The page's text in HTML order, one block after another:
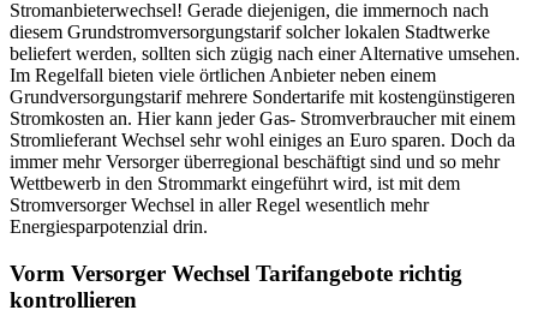
Stromanbieterwechsel! Gerade diejenigen, die immernoch nach
diesem Grundstromversorgungstarif solcher lokalen Stadtwerke
beliefert werden, sollten sich zügig nach einer Alternative umsehen.
Im Regelfall bieten viele örtlichen Anbieter neben einem
Grundversorgungstarif mehrere Sondertarife mit kostengünstigeren
Stromkosten an. Hier kann jeder Gas- Stromverbraucher mit einem
Stromlieferant Wechsel sehr wohl einiges an Euro sparen. Doch da
immer mehr Versorger überregional beschäftigt sind und so mehr
Wettbewerb in den Strommarkt eingeführt wird, ist mit dem
Stromversorger Wechsel in aller Regel wesentlich mehr
Energiesparpotenzial drin.
Vorm Versorger Wechsel Tarifangebote richtig
kontrollieren